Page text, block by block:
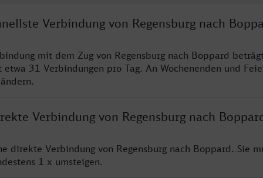
Verbindung von Regensburg nach
mit dem Zug von Regensburg nach Boppard
31 Verbindungen pro Tag. An Wochenenden und
Verbindung von Regensburg nach
direkte Verbindung von Regensburg nach Boppard. Sie
1 x umsteigen.